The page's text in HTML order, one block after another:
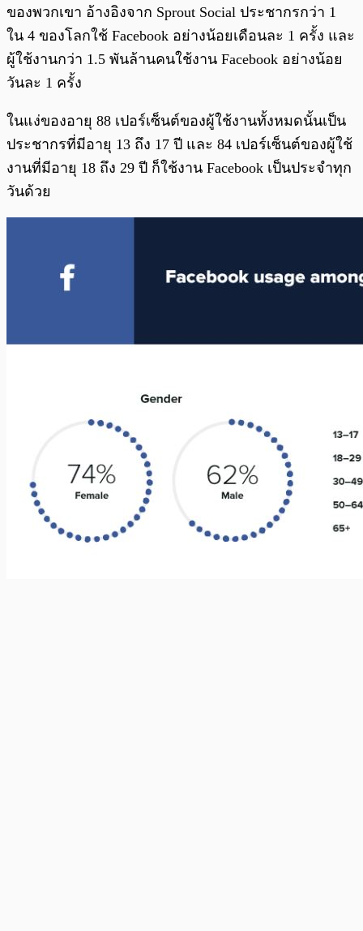
ของพวกเขา อ้างอิงจาก Sprout Social ประชากรกว่า 1
ใน 4 ของโลกใช้ Facebook อย่างน้อยเดือนละ 1 ครั้ง และ
ผู้ใช้งานกว่า 1.5 พันล้านคนใช้งาน Facebook อย่างน้อย
วันละ 1 ครั้ง
ในแง่ของอายุ 88 เปอร์เซ็นต์ของผู้ใช้งานทั้งหมดนั้นเป็น
ประชากรที่มีอายุ 13 ถึง 17 ปี และ 84 เปอร์เซ็นต์ของผู้ใช้
งานที่มีอายุ 18 ถึง 29 ปี ก็ใช้งาน Facebook เป็นประจำทุก
วันด้วย